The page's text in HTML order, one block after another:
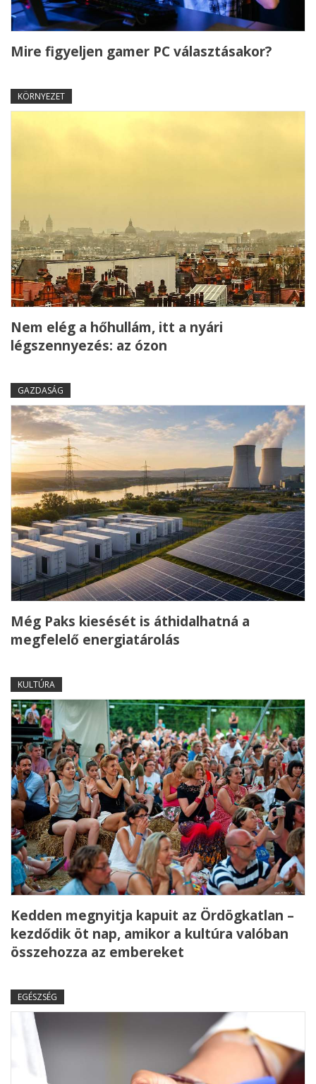
Mire figyeljen gamer PC választásakor?
KÖRNYEZET
Nem elég a hőhullám, itt a nyári
légszennyezés: az ózon
GAZDASÁG
Még Paks kiesését is áthidalhatná a
megfelelő energiatárolás
KULTÚRA
Kedden megnyitja kapuit az Ördögkatlan –
kezdődik öt nap, amikor a kultúra valóban
összehozza az embereket
EGÉSZSÉG